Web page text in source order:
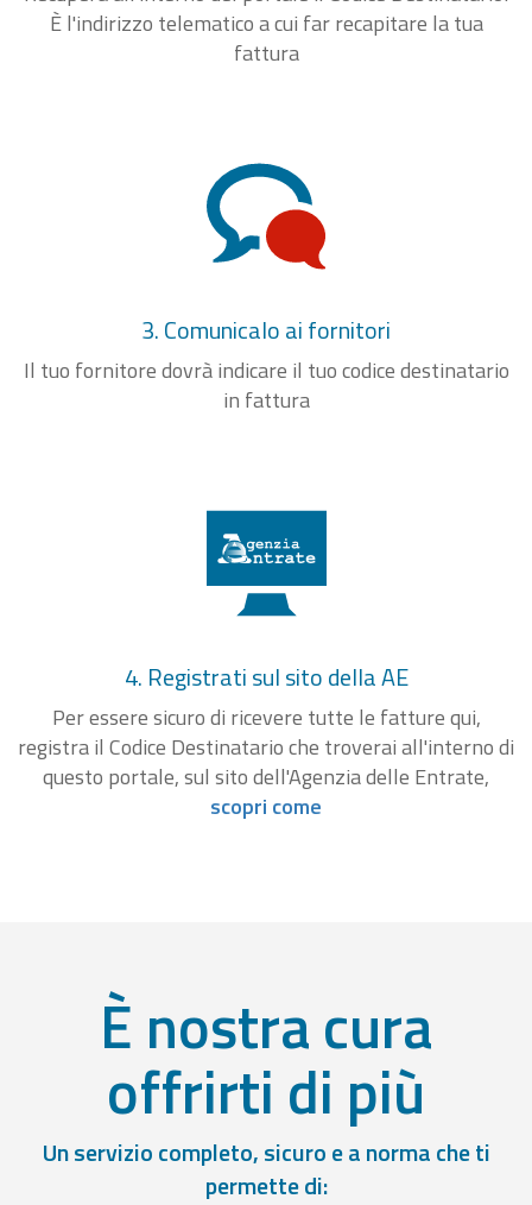
È l'indirizzo telematico a cui far recapitare la tua
fattura
3. Comunicalo ai fornitori
Il tuo fornitore dovrà indicare il tuo codice destinatario
in fattura
4. Registrati sul sito della AE
Per essere sicuro di ricevere tutte le fatture qui,
registra il Codice Destinatario che troverai all'interno di
questo portale, sul sito dell'Agenzia delle Entrate,
scopri come
È nostra cura
offrirti di più
Un servizio completo, sicuro e a norma che ti
permette di: